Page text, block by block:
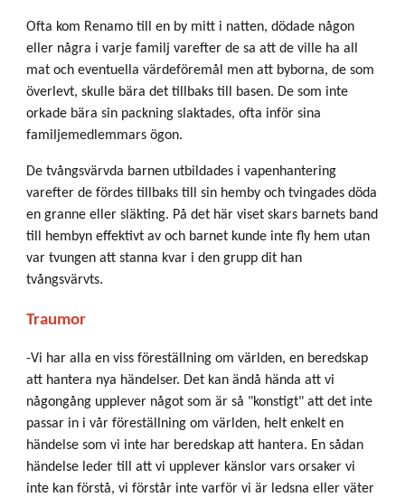
Ofta kom Renamo till en by mitt i natten, dödade någon
eller några i varje familj varefter de sa att de ville ha all
mat och eventuella värdeföremål men att byborna, de som
överlevt, skulle bära det tillbaks till basen. De som inte
orkade bära sin packning slaktades, ofta inför sina
familjemedlemmars ögon.
De tvångsvärvda barnen utbildades i vapenhantering
varefter de fördes tillbaks till sin hemby och tvingades döda
en granne eller släkting. På det här viset skars barnets band
till hembyn effektivt av och barnet kunde inte fly hem utan
var tvungen att stanna kvar i den grupp dit han
tvångsvärvts.
Traumor
-Vi har alla en viss föreställning om världen, en beredskap
att hantera nya händelser. Det kan ändå hända att vi
någongång upplever något som är så "konstigt" att det inte
passar in i vår föreställning om världen, helt enkelt en
händelse som vi inte har beredskap att hantera. En sådan
händelse leder till att vi upplever känslor vars orsaker vi
inte kan förstå, vi förstår inte varför vi är ledsna eller väter